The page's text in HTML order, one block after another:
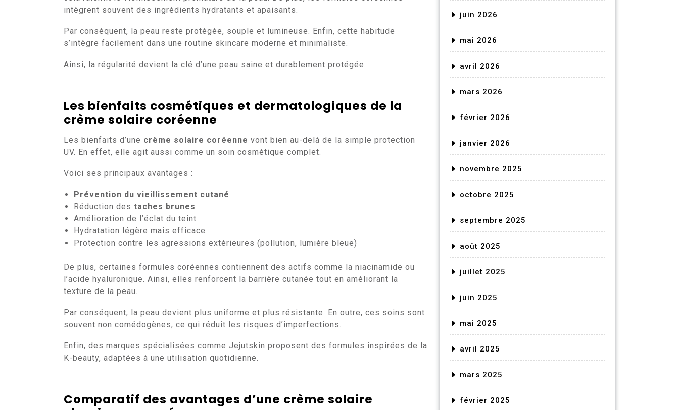
intègrent souvent des ingrédients hydratants et apaisants.
Par conséquent, la peau reste protégée, souple et lumineuse. Enfin, cette habitude
s’intègre facilement dans une routine skincare moderne et minimaliste.
Ainsi, la régularité devient la clé d’une peau saine et durablement protégée.
Les bienfaits cosmétiques et dermatologiques de la
crème solaire coréenne
Les bienfaits d’une crème solaire coréenne vont bien au-delà de la simple protection
UV. En effet, elle agit aussi comme un soin cosmétique complet.
Voici ses principaux avantages :
Prévention du vieillissement cutané
Réduction des taches brunes
Amélioration de l’éclat du teint
Hydratation légère mais efficace
Protection contre les agressions extérieures (pollution, lumière bleue)
De plus, certaines formules coréennes contiennent des actifs comme la niacinamide ou
l’acide hyaluronique. Ainsi, elles renforcent la barrière cutanée tout en améliorant la
texture de la peau.
Par conséquent, la peau devient plus uniforme et plus résistante. En outre, ces soins sont
souvent non comédogènes, ce qui réduit les risques d’imperfections.
Enfin, des marques spécialisées comme Jejutskin proposent des formules inspirées de la
K-beauty, adaptées à une utilisation quotidienne.
Comparatif des avantages d’une crème solaire
juin 2026
mai 2026
avril 2026
mars 2026
février 2026
janvier 2026
novembre 2025
octobre 2025
septembre 2025
août 2025
juillet 2025
juin 2025
mai 2025
avril 2025
mars 2025
février 2025